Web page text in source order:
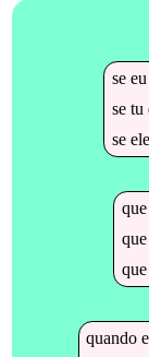
se eu
se tu
se ele
que
que
que
quando